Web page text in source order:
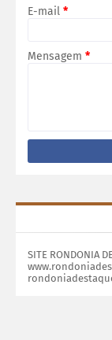
E-mail *
Mensagem *
SITE RONDONIA